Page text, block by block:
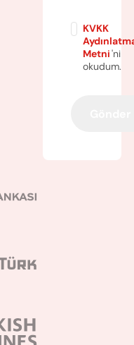
KVKK
Metni'ni
okudum.